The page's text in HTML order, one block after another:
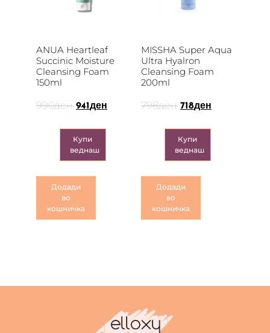
ANUA Heartleaf
Succinic Moisture
Cleansing Foam
150ml
990ден 941 ден
Купи
веднаш
Додади
во
кошничка
MISSHA Super Aqua
Ultra Hyalron
Cleansing Foam
200ml
798ден 718ден
Купи
веднаш
Додади
во
кошничка